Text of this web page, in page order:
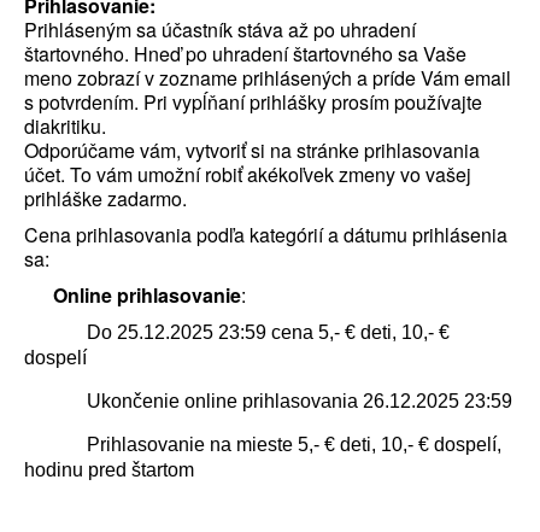
Prihláseným sa účastník stáva až po uhradení
štartovného. Hneď po uhradení štartovného sa Vaše
meno zobrazí v zozname prihlásených a príde Vám email
s potvrdením. Pri vypĺňaní prihlášky prosím používajte
diakritiku.
Odporúčame vám, vytvoriť si na stránke prihlasovania
účet. To vám umožní robiť akékoľvek zmeny vo vašej
prihláške zadarmo.
Cena prihlasovania podľa kategórií a dátumu prihlásenia
sa:
Online prihlasovanie:
Do 25.12.2025 23:59 cena 5,- € deti, 10,- €
dospelí
Ukončenie online prihlasovania 26.12.2025 23:59
Prihlasovanie na mieste 5,- € deti, 10,- € dospelí,
hodinu pred štartom